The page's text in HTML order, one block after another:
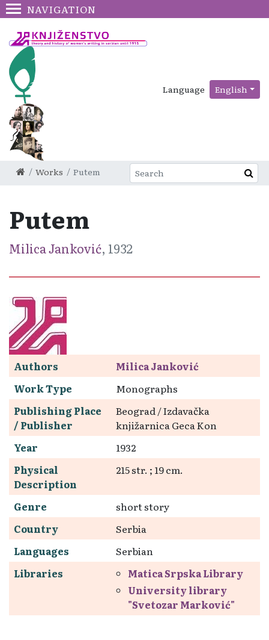
NAVIGATION
Language English
Works Putem
Putem
Milica Janković, 1932
Authors
Milica Janković
Work Type
Monographs
Publishing Place
/ Publisher
Beograd / Izdavačka
knjižarnica Geca Kon
Year
1932
Physical
Description
215 str. ; 19 cm.
Genre
short story
Country
Serbia
Languages
Serbian
Libraries
Matica Srpska Library
University library
"Svetozar Marković"